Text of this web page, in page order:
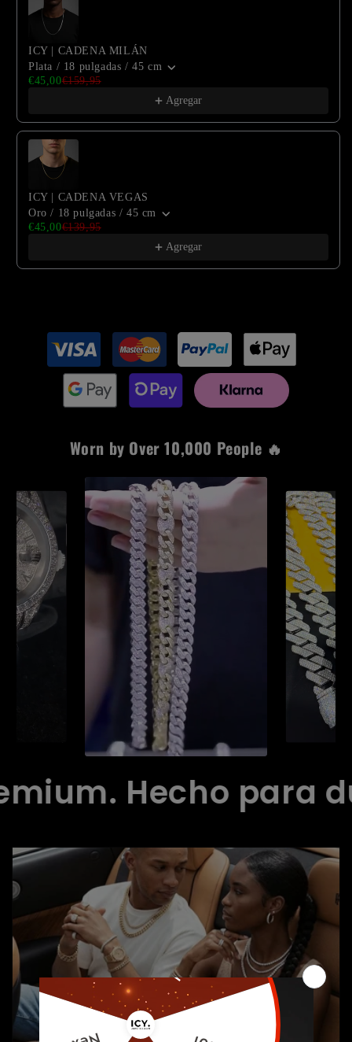
ICY | CADENA MILÁN
Plata / 18 pulgadas / 45 cm
€45,00€159,95
Agregar
ICY | CADENA VEGAS
Oro / 18 pulgadas / 45 cm
€45,00€139,95
Agregar
Worn by Over 10,000 People 🔥
Hecho para